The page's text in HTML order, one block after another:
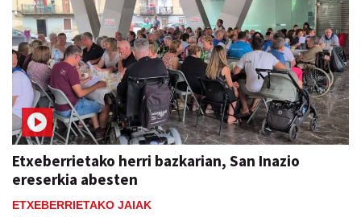
Etxeberrietako herri bazkarian, San Inazio
ereserkia abesten
ETXEBERRIETAKO JAIAK